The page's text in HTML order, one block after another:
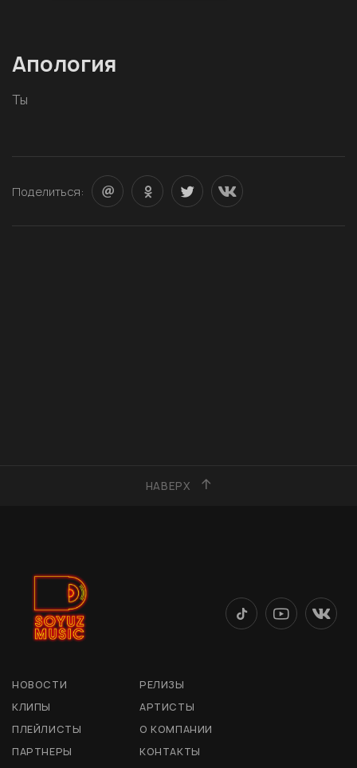
Апология
Ты
Поделиться:
НАВЕРХ
НОВОСТИ
РЕЛИЗЫ
КЛИПЫ
АРТИСТЫ
ПЛЕЙЛИСТЫ
О КОМПАНИИ
ПАРТНЕРЫ
КОНТАКТЫ